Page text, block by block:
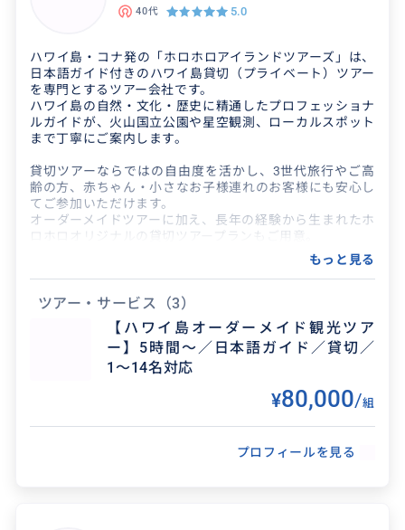
て ツアーをします。
クチコミ
シュノーケリングも素晴らしいが、ガイ
60代 2026/7/19
シュノーケリングは初めての経験でしたが、基本
的なことについてガイドさんからレクチャーをい
適切なアドバイス...
40代 5.0
ハワイ島・コナ発の「ホロホロアイランドツアーズ」は、
日本語ガイド付きのハワイ島貸切（プライベート）ツアー
を専門とするツアー会社です。
ハワイ島の自然・文化・歴史に精通したプロフェッショナ
ルガイドが、火山国立公園や星空観測、ローカルスポット
まで丁寧にご案内します。
貸切ツアーならではの自由度を活かし、3世代旅行やご高
齢の方、赤ちゃん・小さなお子様連れのお客様にも安心し
てご参加いただけます。
オーダーメイドツアーに加え、長年の経験から生まれたホ
ロホロオリジナルの貸切ツアープランもご用意。
「特別な時間を大切にしたい方」に選ばれる、ワンランク
得意なジャンル / 分野
ハワイ島を知り尽くした日本語対応のプロフェ
ッショナルガイドによる貸切（プライベート）
ツアーを専門としています。 火山国立公園、星
もっと見る
ツアー・サービス （3）
【ハワイ島オーダーメイド観光ツア
ー】5時間〜／日本語ガイド／貸切／
1〜14名対応
¥80,000/組
プロフィールを見る